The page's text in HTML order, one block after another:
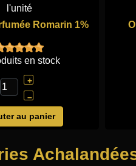
l'unité
Romarin 1%
en stock
+
–
au panier